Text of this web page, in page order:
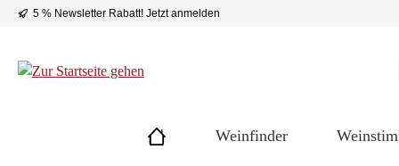
Hauptinhalt springen
Zur Suche springen
Zur Hauptnavigation springen
5 % Newsletter Rabatt! Jetzt anmelden
Weinfinder